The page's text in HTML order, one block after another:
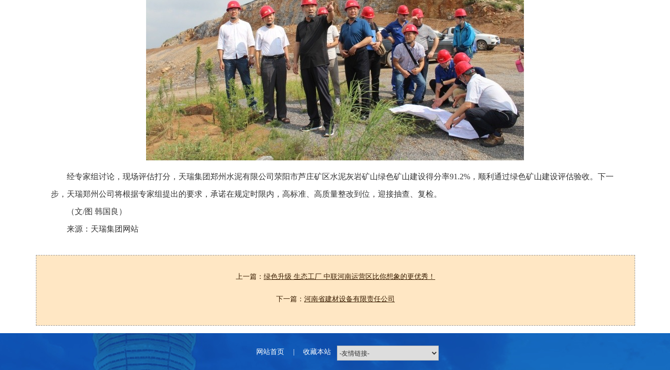
经专家组讨论，现场评估打分，天瑞集团郑州水泥有限公司荥阳市芦庄矿区水泥灰岩矿山绿色矿山建设得分率91.2%，顺利通过绿色矿山建设评估验收。下一
步，天瑞郑州公司将根据专家组提出的要求，承诺在规定时限内，高标准、高质量整改到位，迎接抽查、复检。
（文/图 韩国良）
来源：天瑞集团网站
上一篇： 绿色升级 生态工厂 中联河南运营区比你想象的更优秀！
下一篇： 河南省建材设备有限责任公司